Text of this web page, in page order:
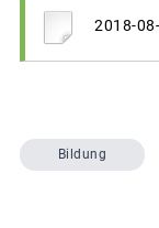
2018-
Bildung